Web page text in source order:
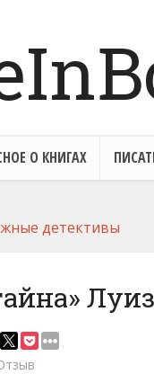
О КНИГАХ
детективы